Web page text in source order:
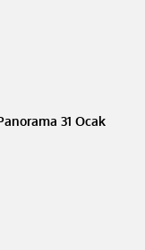
31 Ocak